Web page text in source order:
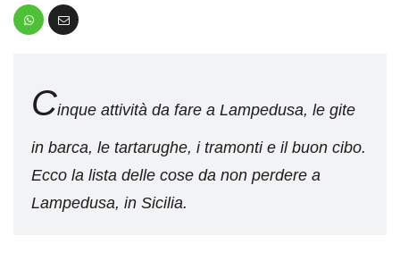
Cinque attività da fare a Lampedusa, le gite
in barca, le tartarughe, i tramonti e il buon cibo.
Ecco la lista delle cose da non perdere a
Lampedusa, in Sicilia.